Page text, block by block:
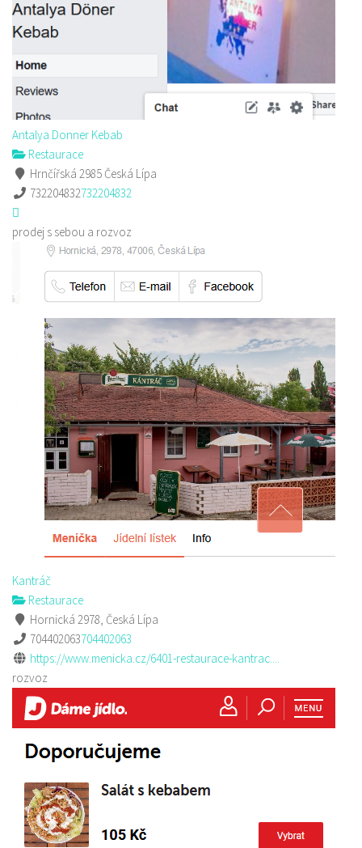
Antalya Donner Kebab
Restaurace
Hrnčířská 2985 Česká Lípa
732204832732204832
prodej s sebou a rozvoz
Kantráč
Restaurace
Hornická 2978, Česká Lípa
704402063704402063
https://www.menicka.cz/6401-restaurace-kantrac....
rozvoz